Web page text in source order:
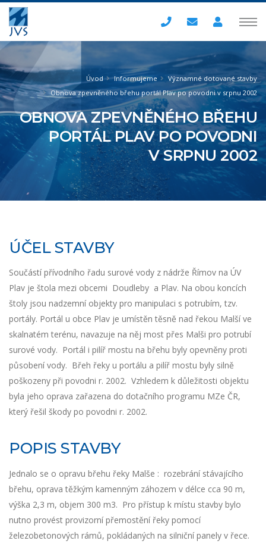
Úvod Informujeme
Významné dotované stavby
Obnova zpevněného břehu portál Plav po povodni v srpnu 2002
OBNOVA ZPEVNĚNÉHO BŘEHU
PORTÁL PLAV PO POVODNI
V SRPNU 2002
ÚČEL STAVBY
Součástí přívodního řadu surové vody z nádrže Římov na ÚV
Plav je štola mezi obcemi Doudleby a Plav. Na obou koncích
štoly jsou nadzemní objekty pro manipulaci s potrubím, tzv.
portály. Portál u obce Plav je umístěn těsně nad řekou Malší ve
skalnatém terénu, navazuje na něj most přes Malši pro potrubí
surové vody. Portál i pilíř mostu na břehu byly opevněny proti
působení vody. Břeh řeky u portálu a pilíř mostu byly silně
poškozeny při povodni r. 2002. Vzhledem k důležitosti objektu
byla jeho oprava zařazena do dotačního programu MZe ČR,
který řešil škody po povodni r. 2002.
POPIS STAVBY
Jednalo se o opravu břehu řeky Malše : rozebrání stávajícího
břehu, oprava těžkým kamenným záhozem v délce cca 90 m,
výška 2,3 m, objem 300 m3. Pro přístup k místu stavby bylo
nutno provést provizorní přemostění řeky pomocí
železobetonových rámů, pokládaných na silniční panely v řece.